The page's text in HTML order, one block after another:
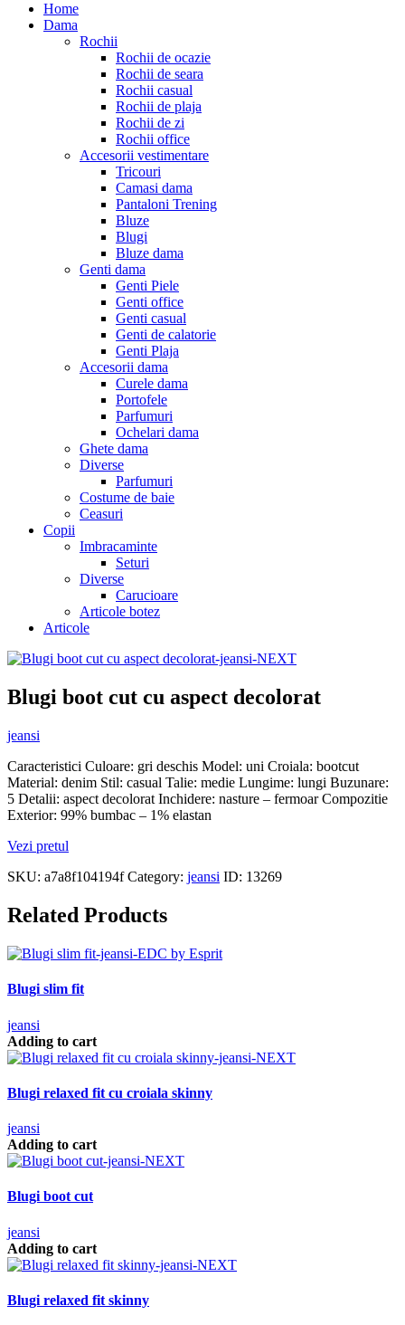
Home
Dama
Rochii
Rochii de ocazie
Rochii de seara
Rochii casual
Rochii de plaja
Rochii de zi
Rochii office
Accesorii vestimentare
Tricouri
Camasi dama
Pantaloni Trening
Bluze
Blugi
Bluze dama
Genti dama
Genti Piele
Genti office
Genti casual
Genti de calatorie
Genti Plaja
Accesorii dama
Curele dama
Portofele
Parfumuri
Ochelari dama
Ghete dama
Diverse
Parfumuri
Costume de baie
Ceasuri
Copii
Imbracaminte
Seturi
Diverse
Carucioare
Articole botez
Articole
Blugi boot cut cu aspect decolorat
jeansi
Caracteristici Culoare: gri deschis Model: uni Croiala: bootcut
Material: denim Stil: casual Talie: medie Lungime: lungi Buzunare:
5 Detalii: aspect decolorat Inchidere: nasture – fermoar Compozitie
Exterior: 99% bumbac – 1% elastan
Vezi pretul
SKU: a7a8f104194f Category: jeansi ID: 13269
Related Products
Blugi slim fit
jeansi
Adding to cart
Blugi relaxed fit cu croiala skinny
jeansi
Adding to cart
Blugi boot cut
jeansi
Adding to cart
Blugi relaxed fit skinny